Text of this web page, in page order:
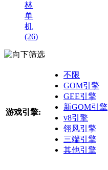
林
单
机
(26)
筛选
游戏引擎:
不限
GOM引擎
GEE引擎
新GOM引擎
v8引擎
翎风引擎
三端引擎
其他引擎